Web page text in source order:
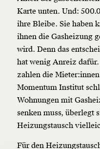
beginnt
WerdeFördermitglied
unsere Wirtschaft so
funktioniert. Unsere
Netz. Unabhängig und
so bleiben. Kämpf’ mit
unterstütze uns mit
Du überweist lieber
Kontoinhaber:
Karte unten. Und:
ihre Bleibe. Sie haben
ihnen die Gasheizung
wird. Denn das
hat wenig Anreiz
zahlen die
Momentum Institut
Wohnungen mit
senken muss, überlegt
Heizungstausch
Für den